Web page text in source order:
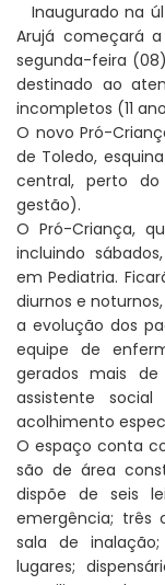
Inaugurado na
Arujá começará
segunda-feira
destinado ao
incompletos (11
O novo Pró-
de Toledo,
central, perto
gestão).
O Pró-Criança,
incluindo
em Pediatria.
diurnos e
a evolução dos
equipe de
gerados mais
assistente
acolhimento
O espaço conta
são de área
dispõe de seis
emergência; três
sala de
lugares;